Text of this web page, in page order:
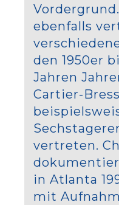
ebenfalls
den 1950er
Jahren
Cartier-
vertreten.
in Atlanta
mit